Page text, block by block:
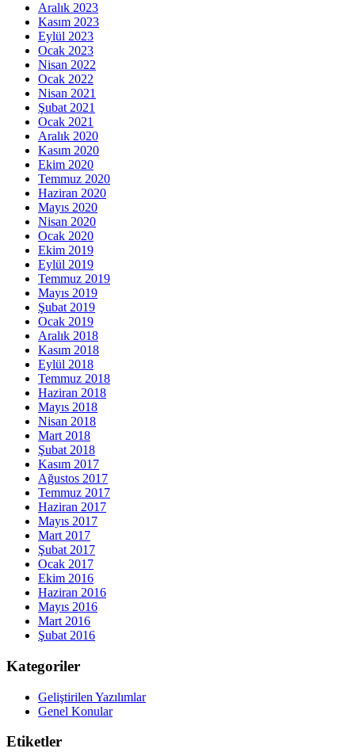
Aralık 2023
Kasım 2023
Eylül 2023
Ocak 2023
Nisan 2022
Ocak 2022
Nisan 2021
Şubat 2021
Ocak 2021
Aralık 2020
Kasım 2020
Ekim 2020
Temmuz 2020
Haziran 2020
Mayıs 2020
Nisan 2020
Ocak 2020
Ekim 2019
Eylül 2019
Temmuz 2019
Mayıs 2019
Şubat 2019
Ocak 2019
Aralık 2018
Kasım 2018
Eylül 2018
Temmuz 2018
Haziran 2018
Mayıs 2018
Nisan 2018
Mart 2018
Şubat 2018
Kasım 2017
Ağustos 2017
Temmuz 2017
Haziran 2017
Mayıs 2017
Mart 2017
Şubat 2017
Ocak 2017
Ekim 2016
Haziran 2016
Mayıs 2016
Mart 2016
Şubat 2016
Kategoriler
Geliştirilen Yazılımlar
Genel Konular
Etiketler